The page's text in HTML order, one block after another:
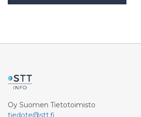
Oy Suomen Tietotoimisto
tiedote@stt.fi